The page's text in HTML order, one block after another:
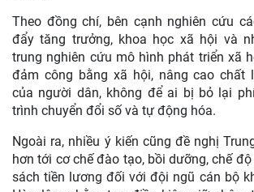
Theo đồng chí, bên cạnh nghiên cứu
đẩy tăng trưởng, khoa học xã hội và
trung nghiên cứu mô hình phát triển xã
đảm công bằng xã hội, nâng cao chất
của người dân, không để ai bị bỏ lại
trình chuyển đổi số và tự động hóa.
Ngoài ra, nhiều ý kiến cũng đề nghị
hơn tới cơ chế đào tạo, bồi dưỡng, chế
sách tiền lương đối với đội ngũ cán bộ